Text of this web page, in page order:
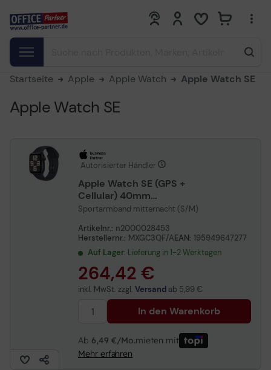
0 0
Startseite Apple Apple Watch Apple Watch SE
Apple Watch SE
Autorisierter Händler
Apple Watch SE (GPS +
Cellular) 40mm
Aluminiumgehäuse
Sportarmband mitternacht (S/M)
Artikelnr.: n2000028453
Herstellernr.: MXGC3QF/AEAN: 195949647277
Auf Lager: Lieferung in 1-2 Werktagen
264,42 €
inkl. MwSt. zzgl. Versand ab 5,99 €
In den Warenkorb
Ab 6,49 €/Mo.mieten mit
Mehr erfahren